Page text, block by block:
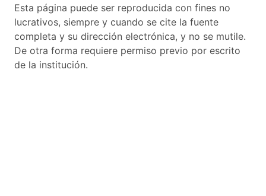
Esta página puede ser reproducida con fines no
lucrativos, siempre y cuando se cite la fuente
completa y su dirección electrónica, y no se mutile.
De otra forma requiere permiso previo por escrito
de la institución.